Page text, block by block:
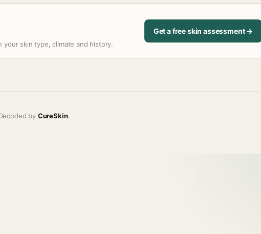
your skin type, climate and history.
Get a free skin assessment →
by CureSkin.